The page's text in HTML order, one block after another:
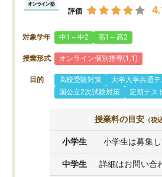
評価
対象学年 中1～中2 高1～高2
授業形式 オンライン個別指導(1:1)
目的 高校受験対策
大学入学共通
国公立2次試験対策
定期テス
授業料の目安 （税
小学生 小学生は募集
中学生 詳細はお問い合